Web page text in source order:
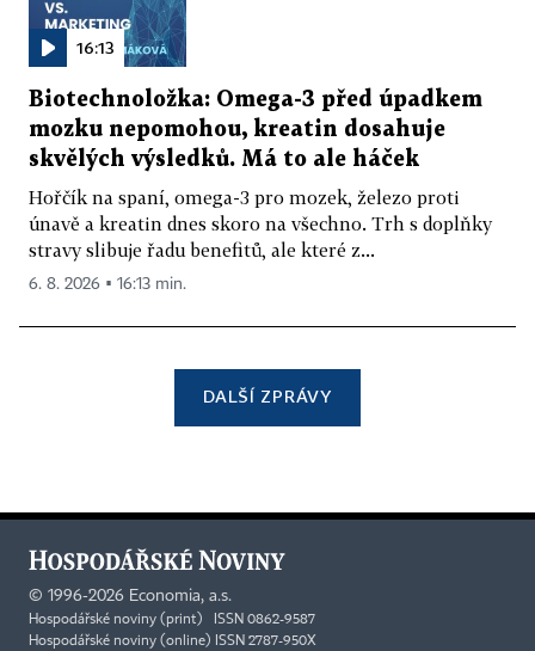
16:13
Biotechnoložka: Omega-3 před úpadkem
mozku nepomohou, kreatin dosahuje
skvělých výsledků. Má to ale háček
Hořčík na spaní, omega-3 pro mozek, železo proti
únavě a kreatin dnes skoro na všechno. Trh s doplňky
stravy slibuje řadu benefitů, ale které z...
6. 8. 2026 ▪ 16:13 min.
DALŠÍ ZPRÁVY
© 1996-2026 Economia, a.s.
Hospodářské noviny (print) ISSN 0862-9587
Hospodářské noviny (online) ISSN 2787-950X